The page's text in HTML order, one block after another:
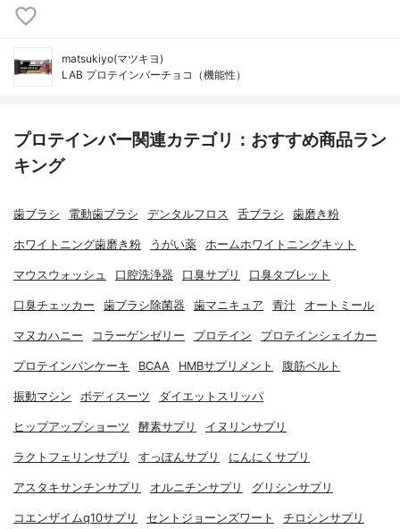
matsukiyo(マツキヨ)
LAB プロテインバーチョコ（機能性）
プロテインバー関連カテゴリ：おすすめ商品ラン
キング
歯ブラシ 電動歯ブラシ デンタルフロス 舌ブラシ 歯磨き粉
ホワイトニング歯磨き粉 うがい薬 ホームホワイトニングキット
マウスウォッシュ 口腔洗浄器 口臭サプリ 口臭タブレット
口臭チェッカー 歯ブラシ除菌器 歯マニキュア 青汁 オートミール
マヌカハニー コラーゲンゼリー プロテイン プロテインシェイカー
プロテインパンケーキ BCAA HMBサプリメント 腹筋ベルト
振動マシン ボディスーツ ダイエットスリッパ
ヒップアップショーツ 酵素サプリ イヌリンサプリ
ラクトフェリンサプリ すっぽんサプリ にんにくサプリ
アスタキサンチンサプリ オルニチンサプリ グリシンサプリ
コエンザイムq10サプリ セントジョーンズワート チロシンサプリ